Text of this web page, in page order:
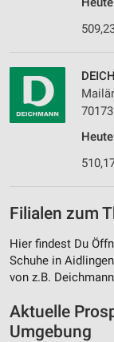
Filialen zum
Hier findest Du
Schuhe in
von z.B.
Aktuelle
Umgebung